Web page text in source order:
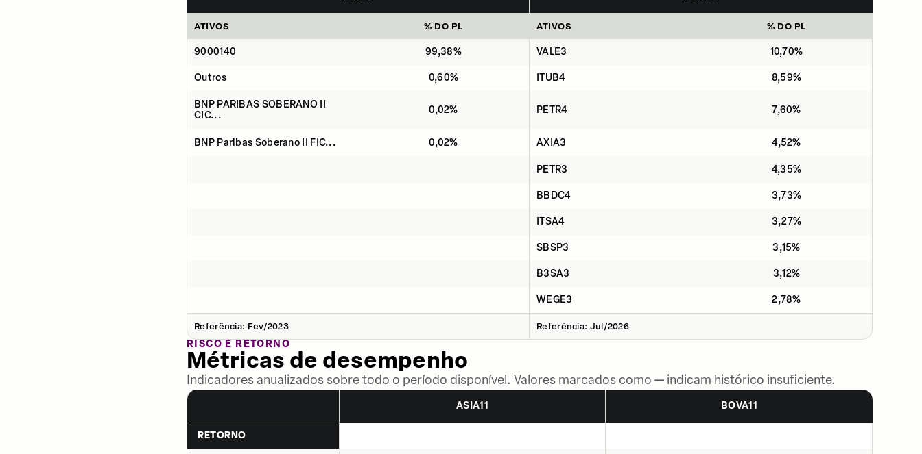
ATIVOS % DO PL ATIVOS % DO PL
9000140 99,38% VALE3 10,70%
Outros 0,60% ITUB4 8,59%
BNP PARIBAS SOBERANO II
CIC...
0,02% PETR4 7,60%
BNP Paribas Soberano II FIC... 0,02% AXIA3 4,52%
PETR3 4,35%
BBDC4 3,73%
ITSA4 3,27%
SBSP3 3,15%
B3SA3 3,12%
WEGE3 2,78%
Referência: Fev/2023 Referência: Jul/2026
RISCO E RETORNO
Métricas de desempenho
Indicadores anualizados sobre todo o período disponível. Valores marcados como — indicam histórico insuficiente.
ASIA11 BOVA11
RETORNO